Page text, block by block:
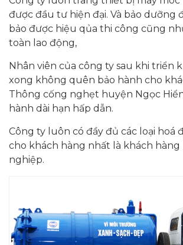
được đầu tư hiện đại. Và bảo dưỡng
bảo được hiệu qủa thi công cũng
toàn lao động,
Nhân viên của công ty sau khi triển
xong không quên bảo hành cho
Thông cống nghẹt huyện Ngọc
hành dài hạn hấp dẫn.
Công ty luôn có đầy đủ các loại hoá
cho khách hàng nhất là khách hàng
nghiệp.